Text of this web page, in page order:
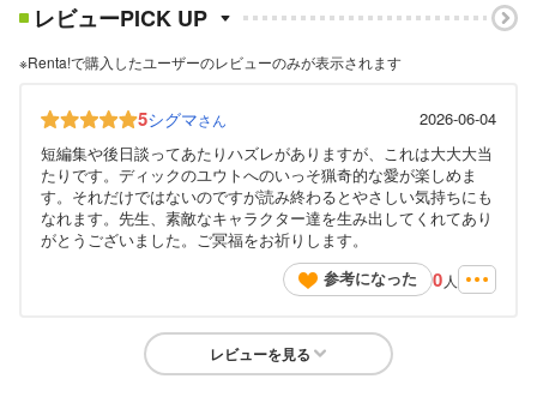
レビューPICK UP
※Renta!で購入したユーザーのレビューのみが表示されます
5シグマさん
2026-06-04
短編集や後日談ってあたりハズレがありますが、これは大大大当
たりです。ディックのユウトへのいっそ猟奇的な愛が楽しめま
す。それだけではないのですが読み終わるとやさしい気持ちにも
なれます。先生、素敵なキャラクター達を生み出してくれてあり
がとうございました。ご冥福をお祈りします。
参考になった
0 人
レビューを見る